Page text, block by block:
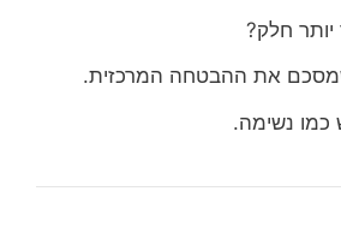
יותר חלק?
את ההבטחה המרכזית.
נשימה.